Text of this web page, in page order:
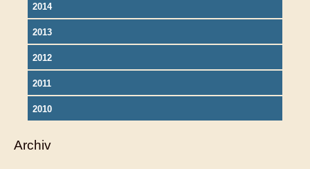
2014
2013
2012
2011
2010
Archiv